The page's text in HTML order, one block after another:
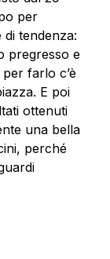
per
di tendenza:
pregresso e
farlo c’è
E poi
ottenuti
una bella
perché